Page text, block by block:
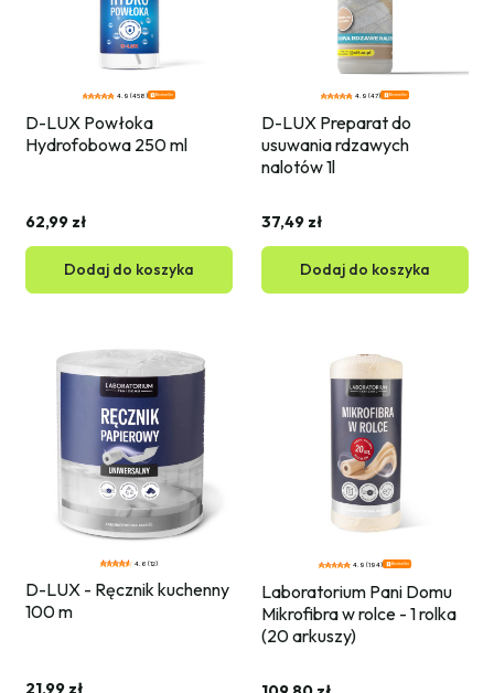
4.9 (458) Bestseller
D-LUX Powłoka
Hydrofobowa 250 ml
62,99 zł
Dodaj do koszyka
4.9 (47) Bestseller
D-LUX Preparat do
usuwania rdzawych
nalotów 1l
37,49 zł
Dodaj do koszyka
4.6 (12)
D-LUX - Ręcznik kuchenny
100 m
4.9 (194) Bestseller
Laboratorium Pani Domu
Mikrofibra w rolce - 1 rolka
(20 arkuszy)